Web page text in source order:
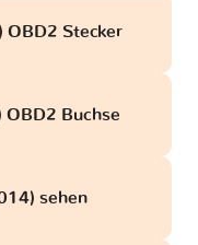
OBD2 Stecker
Buchse
sehen